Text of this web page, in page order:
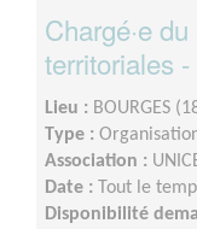
Chargé·e
territoriales
Lieu : BOURGES
Type :
Association :
Date :
Tout le
Disponibilité